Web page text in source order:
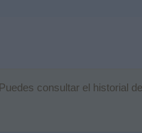
consultar el historial